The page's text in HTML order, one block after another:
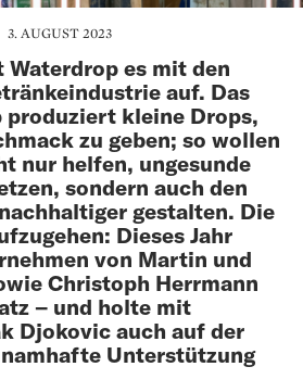
3. AUGUST 2023
Waterdrop es mit den
auf. Das
kleine Drops,
zu geben; so wollen
nur helfen, ungesunde
sondern auch den
gestalten. Die
Dieses Jahr
von Martin und
Christoph Herrmann
– und holte mit
Djokovic auch auf der
Unterstützung